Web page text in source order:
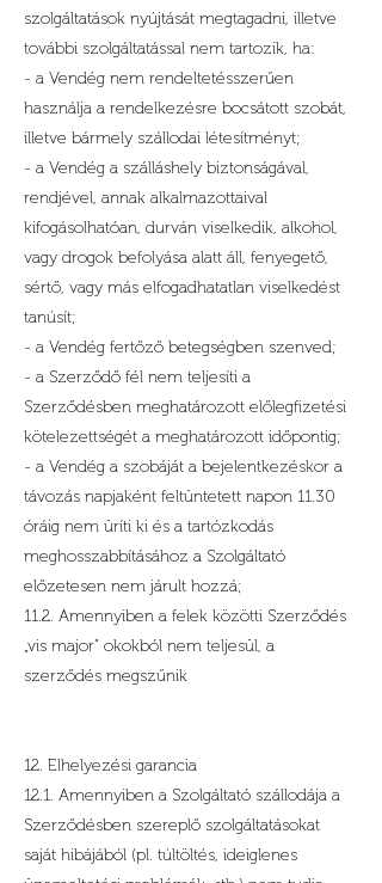
szolgáltatások nyújtását megtagadni, illetve
további szolgáltatással nem tartozik, ha:
- a Vendég nem rendeltetésszerűen
használja a rendelkezésre bocsátott szobát,
illetve bármely szállodai létesítményt;
- a Vendég a szálláshely biztonságával,
rendjével, annak alkalmazottaival
kifogásolhatóan, durván viselkedik, alkohol,
vagy drogok befolyása alatt áll, fenyegető,
sértő, vagy más elfogadhatatlan viselkedést
tanúsít;
- a Vendég fertőző betegségben szenved;
- a Szerződő fél nem teljesíti a
Szerződésben meghatározott előlegfizetési
kötelezettségét a meghatározott időpontig;
- a Vendég a szobáját a bejelentkezéskor a
távozás napjaként feltüntetett napon 11.30
óráig nem üríti ki és a tartózkodás
meghosszabbításához a Szolgáltató
előzetesen nem járult hozzá;
11.2. Amennyiben a felek közötti Szerződés
„vis major” okokból nem teljesül, a
szerződés megszűnik
12. Elhelyezési garancia
12.1. Amennyiben a Szolgáltató szállodája a
Szerződésben szereplő szolgáltatásokat
saját hibájából (pl. túltöltés, ideiglenes